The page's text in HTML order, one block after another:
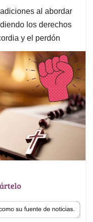
al abordar
los derechos
y el perdón